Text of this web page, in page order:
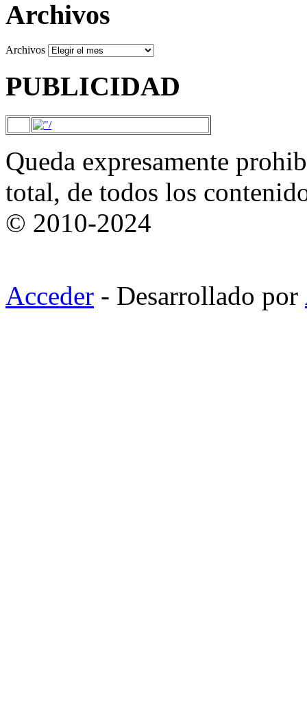
Archivos
Archivos
PUBLICIDAD
Queda expresamente
total, de todos los
© 2010-2024
Acceder - Desarrollado por